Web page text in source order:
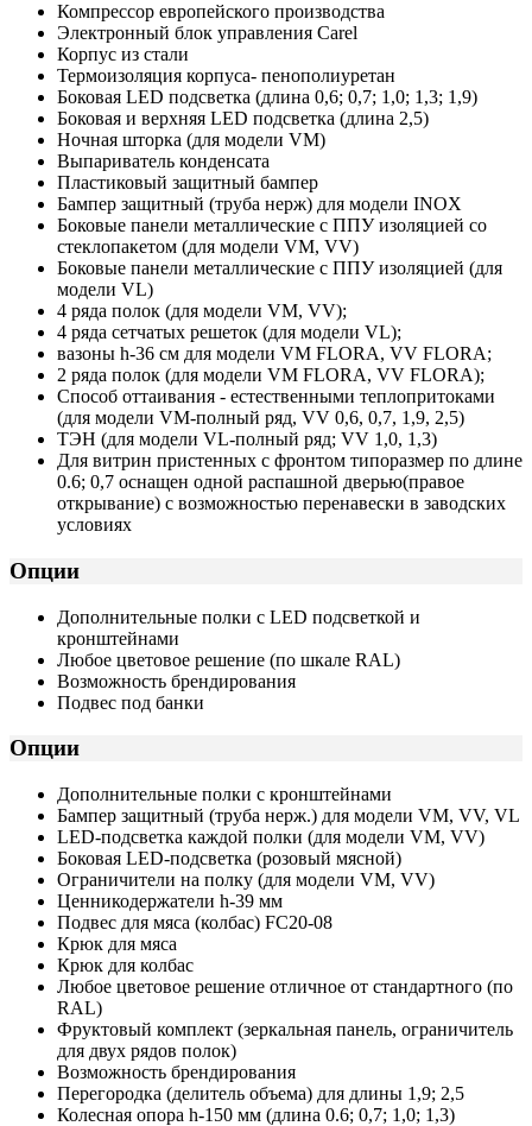
Компрессор европейского производства
Электронный блок управления Carel
Корпус из стали
Термоизоляция корпуса- пенополиуретан
Боковая LED подсветка (длина 0,6; 0,7; 1,0; 1,3; 1,9)
Боковая и верхняя LED подсветка (длина 2,5)
Ночная шторка (для модели VM)
Выпариватель конденсата
Пластиковый защитный бампер
Бампер защитный (труба нерж) для модели INOX
Боковые панели металлические с ППУ изоляцией со
стеклопакетом (для модели VM, VV)
Боковые панели металлические с ППУ изоляцией (для
модели VL)
4 ряда полок (для модели VM, VV);
4 ряда сетчатых решеток (для модели VL);
вазоны h-36 см для модели VM FLORA, VV FLORA;
2 ряда полок (для модели VM FLORA, VV FLORA);
Способ оттаивания - естественными теплопритоками
(для модели VM-полный ряд, VV 0,6, 0,7, 1,9, 2,5)
ТЭН (для модели VL-полный ряд; VV 1,0, 1,3)
Для витрин пристенных с фронтом типоразмер по длине
0.6; 0,7 оснащен одной распашной дверью(правое
открывание) с возможностью перенавески в заводских
условиях
Опции
Дополнительные полки с LED подсветкой и
кронштейнами
Любое цветовое решение (по шкале RAL)
Возможность брендирования
Подвес под банки
Опции
Дополнительные полки с кронштейнами
Бампер защитный (труба нерж.) для модели VM, VV, VL
LED-подсветка каждой полки (для модели VM, VV)
Боковая LED-подсветка (розовый мясной)
Ограничители на полку (для модели VM, VV)
Ценникодержатели h-39 мм
Подвес для мяса (колбас) FC20-08
Крюк для мяса
Крюк для колбас
Любое цветовое решение отличное от стандартного (по
RAL)
Фруктовый комплект (зеркальная панель, ограничитель
для двух рядов полок)
Возможность брендирования
Перегородка (делитель объема) для длины 1,9; 2,5
Колесная опора h-150 мм (длина 0.6; 0,7; 1,0; 1,3)